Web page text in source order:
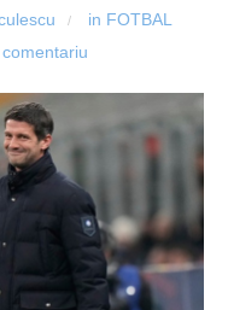
/ in FOTBAL